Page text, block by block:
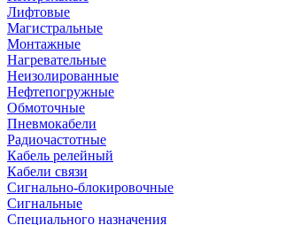
Лифтовые
Магистральные
Монтажные
Нагревательные
Неизолированные
Нефтепогружные
Обмоточные
Пневмокабели
Радиочастотные
Кабель релейный
Кабели связи
Сигнально-блокировочные
Сигнальные
Специального назначения